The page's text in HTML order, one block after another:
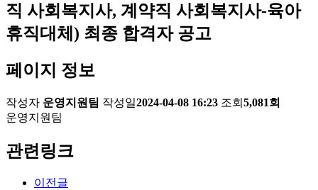
직 사회복지사, 계약직 사회복지사-육아
휴직대체) 최종 합격자 공고
페이지 정보
작성자 운영지원팀 작성일2024-04-08 16:23 조회 5,081회
운영지원팀
관련링크
이전글